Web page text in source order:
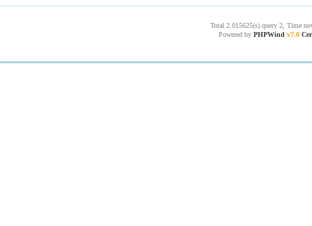
Total 2.015625(s) query 2, Time
Powered by PHPWind v7.0